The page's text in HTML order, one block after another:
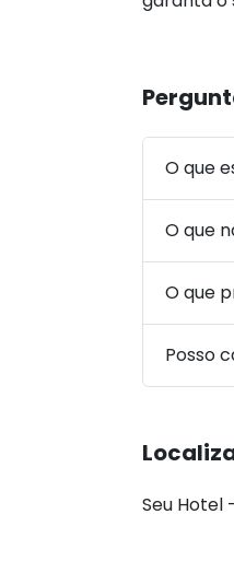
O que
O que
O que
Posso
Seu Hotel